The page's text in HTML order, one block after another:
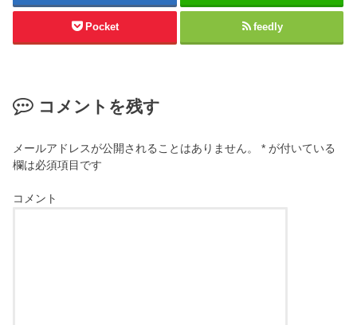
Pocket feedly
コメントを残す
メールアドレスが公開されることはありません。 * が付いている
欄は必須項目です
コメント